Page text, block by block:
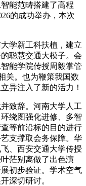
能范畴搭建了高程
的成功举办，本次
学新工科扶植，建立
聪慧交通大模子。会
能学院传授周毅掌管
关。也为鞭策我国数
异注入了新的活力！
致辞。河南大学人工
绕图强化进修、多智
等前沿标的目的进行
支撑取会务保障。华
、西安交通大学传授
茫别离做了出色演
初步验证。学术空气
深切研讨。